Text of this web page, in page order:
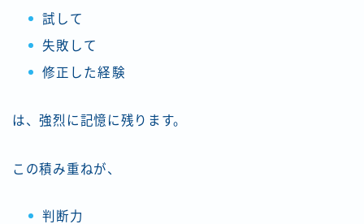
試して
失敗して
修正した経験
は、強烈に記憶に残ります。
この積み重ねが、
判断力